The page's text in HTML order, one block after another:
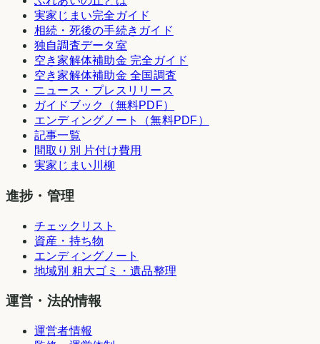
実家じまい完全ガイド
相続・死後の手続きガイド
独自調査データ室
空き家解体補助金 完全ガイド
空き家解体補助金 全国調査
ニュース・プレスリリース
ガイドブック（無料PDF）
エンディングノート（無料PDF）
記事一覧
間取り別 片付け費用
実家じまい川柳
進捗・管理
チェックリスト
資産・持ち物
エンディングノート
地域別 粗大ゴミ・遺品整理
運営・法的情報
運営者情報